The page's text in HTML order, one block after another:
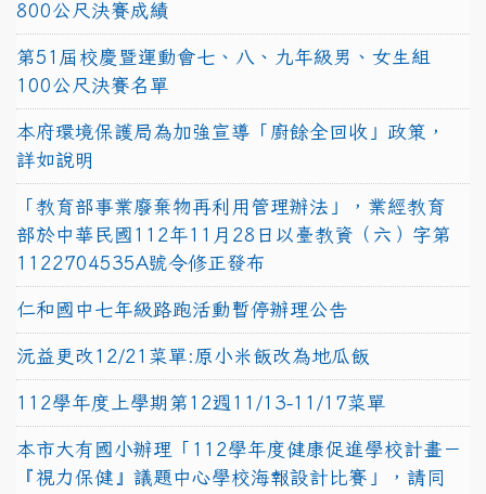
800公尺決賽成績
第51屆校慶暨運動會七、八、九年級男、女生組
100公尺決賽名單
本府環境保護局為加強宣導「廚餘全回收」政策，
詳如說明
「教育部事業廢棄物再利用管理辦法」，業經教育
部於中華民國112年11月28日以臺教資（六）字第
1122704535A號令修正發布
仁和國中七年級路跑活動暫停辦理公告
沅益更改12/21菜單:原小米飯改為地瓜飯
112學年度上學期第12週11/13-11/17菜單
本市大有國小辦理「112學年度健康促進學校計畫－
『視力保健』議題中心學校海報設計比賽」，請同